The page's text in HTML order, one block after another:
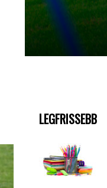
LEGFRISSEBB